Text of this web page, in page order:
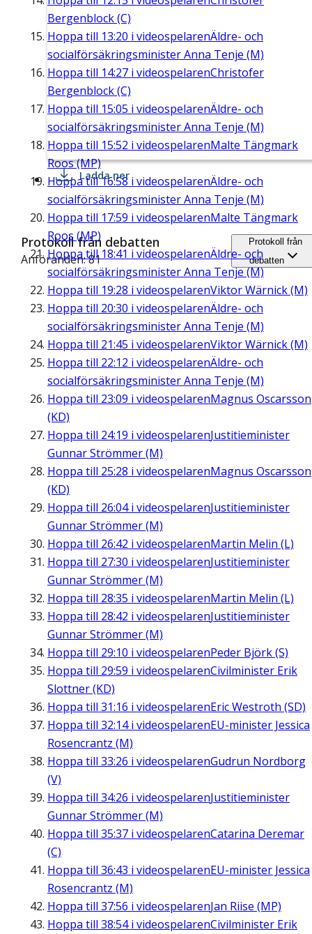
Bergenblock (C)
Hoppa till 13:20 i videospelarenÄldre- och
socialförsäkringsminister Anna Tenje (M)
Hoppa till 14:27 i videospelarenChristofer
Bergenblock (C)
Hoppa till 15:05 i videospelarenÄldre- och
socialförsäkringsminister Anna Tenje (M)
Hoppa till 15:52 i videospelarenMalte Tängmark
Roos (MP)
Hoppa till16:58 i videospelarenÄldre- och
socialförsäkringsminister Anna Tenje (M)
Hoppa till 17:59 i videospelarenMalte Tängmark
Roos (MP)
Hoppa till 18:41 i videospelarenÄldre- och
socialförsäkringsminister Anna Tenje (M)
Hoppa till 19:28 i videospelarenViktor Wärnick (M)
Hoppa till 20:30 i videospelarenÄldre- och
socialförsäkringsminister Anna Tenje (M)
Hoppa till 21:45 i videospelarenViktor Wärnick (M)
Hoppa till 22:12 i videospelarenÄldre- och
socialförsäkringsminister Anna Tenje (M)
Hoppa till 23:09 i videospelarenMagnus Oscarsson
(KD)
Hoppa till 24:19 i videospelarenJustitieminister
Gunnar Strömmer (M)
Hoppa till 25:28 i videospelarenMagnus Oscarsson
(KD)
Hoppa till 26:04i videospelarenJustitieminister
Gunnar Strömmer (M)
Hoppa till 26:42 i videospelarenMartin Melin (L)
Hoppa till 27:30 i videospelarenJustitieminister
Gunnar Strömmer (M)
Hoppa till 28:35 i videospelarenMartin Melin (L)
Hoppa till 28:42 i videospelarenJustitieminister
Gunnar Strömmer (M)
Hoppa till 29:10 i videospelarenPeder Björk (S)
Hoppa till 29:59 i videospelarenCivilminister Erik
Slottner (KD)
Hoppa till 31:16 i videospelarenEric Westroth (SD)
Hoppa till 32:14i videospelarenEU-minister Jessica
Rosencrantz (M)
Hoppa till 33:26 i videospelarenGudrun Nordborg
(V)
Hoppa till 34:26 i videospelarenJustitieminister
Gunnar Strömmer (M)
Hoppa till 35:37 i videospelarenCatarina Deremar
(C)
Hoppa till 36:43 i videospelarenEU-minister Jessica
Rosencrantz (M)
Hoppa till 37:56 i videospelarenJan Riise (MP)
Hoppa till 38:54i videospelarenCivilminister Erik
Ladda ner
Protokoll från debatten
Anföranden: 81
Protokoll från
debatten